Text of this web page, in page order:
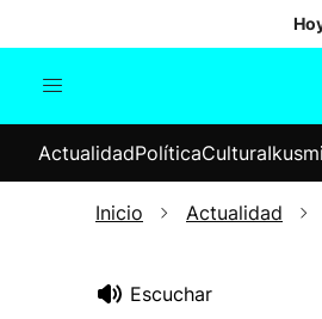
Internacional
ActualidadPolíticaCultura
Inicio Actualidad
Escuchar